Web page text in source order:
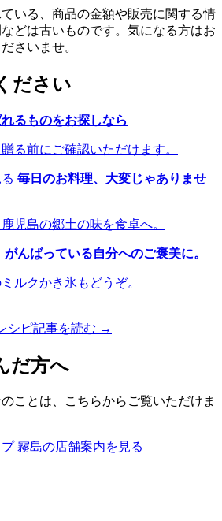
いる、商品の金額や販売に関する情
どは古いものです。気になる方はお
さいませ。
ださい
るものをお探しなら
る前にご確認いただけます。
毎日のお料理、大変じゃありませ
児島の郷土の味を食卓へ。
がんばっている自分へのご褒美に。
ルクかき氷もどうぞ。
シピ記事を読む →
だ方へ
ことは、こちらからご覧いただけま
霧島の店舗案内を見る